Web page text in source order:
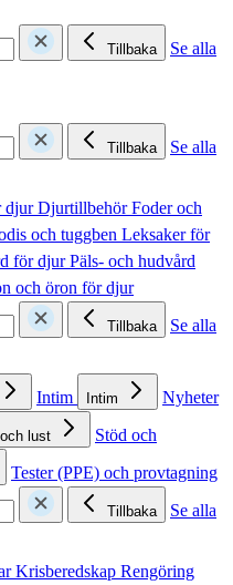
Tillbaka
Se alla
Tillbaka
Se alla
djurDjurtillbehörFoder och
och tuggben Leksaker för
för djurPäls- och hudvård
och öron för djur
Tillbaka
Se alla
Intim Intim
Nyheter
lust
Stöd och
Tester (PPE) och provtagning
Tillbaka
Se alla
Krisberedskap Rengöring